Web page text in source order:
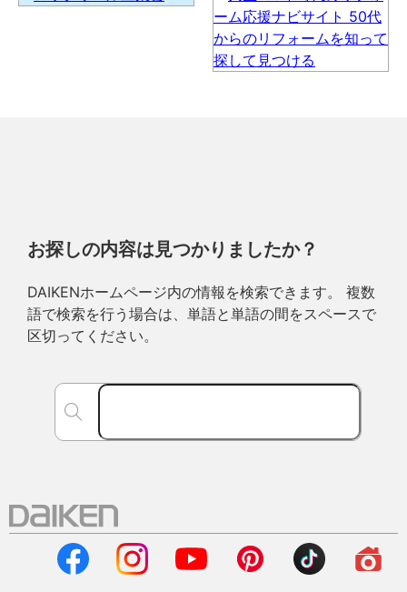
お探しの内容は見つかりましたか？
DAIKENホームページ内の情報を検索できます。 複数
語で検索を行う場合は、単語と単語の間をスペースで
区切ってください。